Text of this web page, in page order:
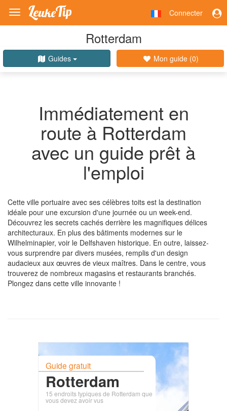
Toggle
navigation
Connecter
Rotterdam
Guides Mon guide (0)
Immédiatement en
route à Rotterdam
avec un guide prêt à
l'emploi
Cette ville portuaire avec ses célèbres toits est la destination
idéale pour une excursion d'une journée ou un week-end.
Découvrez les secrets cachés derrière les magnifiques délices
architecturaux. En plus des bâtiments modernes sur le
Wilhelminapier, voir le Delfshaven historique. En outre, laissez-
vous surprendre par divers musées, remplis d'un design
audacieux aux œuvres de vieux maîtres. Dans le centre, vous
trouverez de nombreux magasins et restaurants branchés.
Plongez dans cette ville innovante !
Guide gratuit
Rotterdam
15 endroits typiques de Rotterdam que
vous devez avoir vus